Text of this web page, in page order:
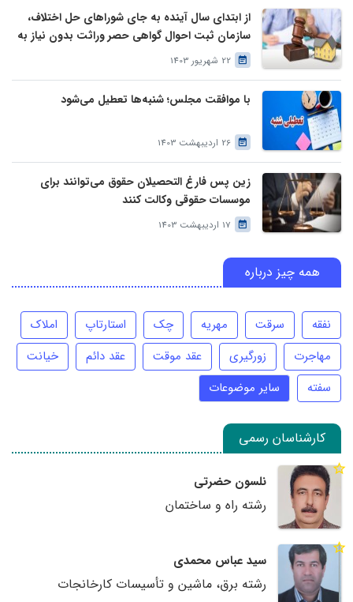
از ابتدای سال آینده به جای شوراهای حل اختلاف،
سازمان ثبت احوال گواهی حصر وراثت بدون نیاز به
درخواست وراث صادر خواهد کرد
22 شهریور 1403
با موافقت مجلس؛ شنبه‌ها تعطیل می‌شود
26 اردیبهشت 1403
زین پس فارغ التحصیلان حقوق می‌توانند برای
موسسات حقوقی وکالت کنند
17 اردیبهشت 1403
همه چیز درباره
نفقه سرقت مهریه چک استارتاپ
املاک
مهاجرت
زورگیری عقد موقت عقد دائم
خیانت
سفته
سایر موضوعات
کارشناسان رسمی
نلسون حضرتی
رشته راه و ساختمان
سید عباس محمدی
رشته برق، ماشین و تأسیسات کارخانجات